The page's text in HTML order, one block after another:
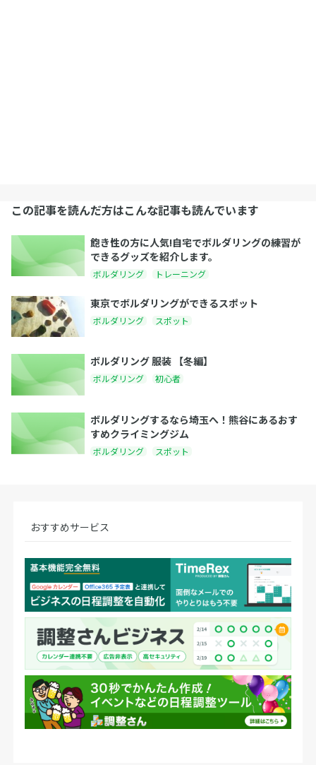
この記事を読んだ方はこんな記事も読んでいます
飽き性の方に人気!自宅でボルダリングの練習が
できるグッズを紹介します。
ボルダリング トレーニング
東京でボルダリングができるスポット
ボルダリング スポット
ボルダリング 服装 【冬編】
ボルダリング 初心者
ボルダリングするなら埼玉へ！熊谷にあるおす
すめクライミングジム
ボルダリング スポット
おすすめサービス